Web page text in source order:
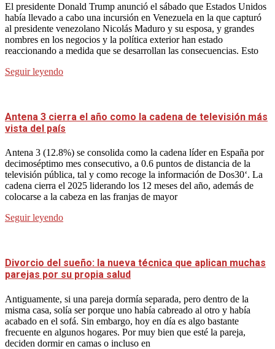
El presidente Donald Trump anunció el sábado que Estados Unidos
había llevado a cabo una incursión en Venezuela en la que capturó
al presidente venezolano Nicolás Maduro y su esposa, y grandes
nombres en los negocios y la política exterior han estado
reaccionando a medida que se desarrollan las consecuencias. Esto
Seguir leyendo
Antena 3 cierra el año como la cadena de televisión más
vista del país
Antena 3 (12.8%) se consolida como la cadena líder en España por
decimoséptimo mes consecutivo, a 0.6 puntos de distancia de la
televisión pública, tal y como recoge la información de Dos30‘. La
cadena cierra el 2025 liderando los 12 meses del año, además de
colocarse a la cabeza en las franjas de mayor
Seguir leyendo
Divorcio del sueño: la nueva técnica que aplican muchas
parejas por su propia salud
Antiguamente, si una pareja dormía separada, pero dentro de la
misma casa, solía ser porque uno había cabreado al otro y había
acabado en el sofá. Sin embargo, hoy en día es algo bastante
frecuente en algunos hogares. Por muy bien que esté la pareja,
deciden dormir en camas o incluso en